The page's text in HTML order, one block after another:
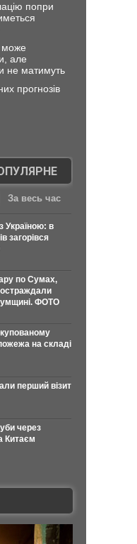
попри
може
але
не матимуть
прогнозів
За весь час
Україною: в
загорівся
по Сумах,
ФОТО
на складі
перший візит
через
Китаєм